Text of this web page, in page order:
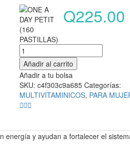
Q225.00
Añadir al carrito
Añadir a tu bolsa
SKU: c4f303c9a685 Categorías:
MULTIVITAMINICOS, PARA
energía y ayudan a fortalecer el